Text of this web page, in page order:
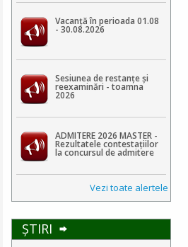
Vacanță în perioada 01.08
- 30.08.2026
Sesiunea de restanțe și
reexaminări - toamna
2026
ADMITERE 2026 MASTER -
Rezultatele contestaţiilor
la concursul de admitere
Vezi toate alertele
ŞTIRI